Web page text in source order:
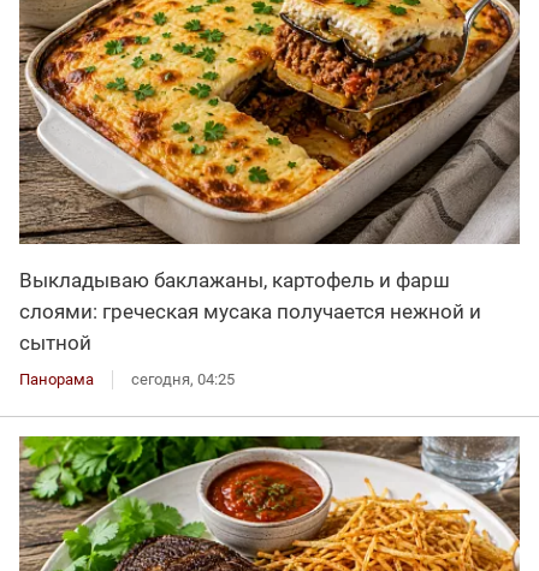
Выкладываю баклажаны, картофель и фарш
слоями: греческая мусака получается нежной и
сытной
Панорама сегодня, 04:25